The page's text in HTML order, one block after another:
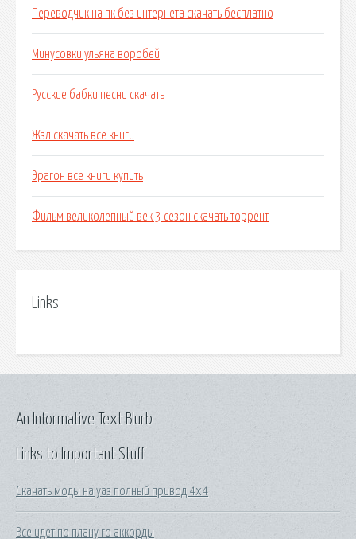
Переводчик на пк без интернета скачать бесплатно
Минусовки ульяна воробей
Русские бабки песни скачать
Жзл скачать все книги
Эрагон все книги купить
Фильм великолепный век 3 сезон скачать торрент
Links
Links to Important Stuff
Скачать моды на уаз полный привод 4х4
Все идет по плану го аккорды
An Informative Text Blurb